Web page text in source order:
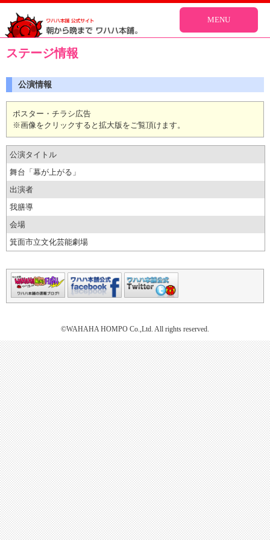
MENU
ステージ情報
公演情報
ポスター・チラシ広告
※画像をクリックすると拡大版をご覧頂けます。
公演タイトル
舞台「幕が上がる」
出演者
我膳導
会場
箕面市立文化芸能劇場
©WAHAHA HOMPO Co.,Ltd. All rights reserved.